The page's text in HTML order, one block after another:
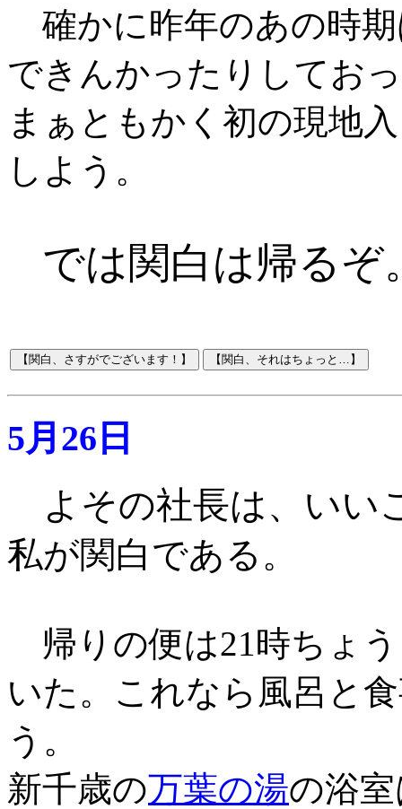
確かに昨年のあの時
できんかったりしてお
まぁともかく初の現地
しよう。
では関白は帰るぞ
5月26日
よその社長は、いい
私が関白である 。
帰りの便は21時ちょ
いた。これなら風呂と
う。
新千歳の万葉の湯の浴